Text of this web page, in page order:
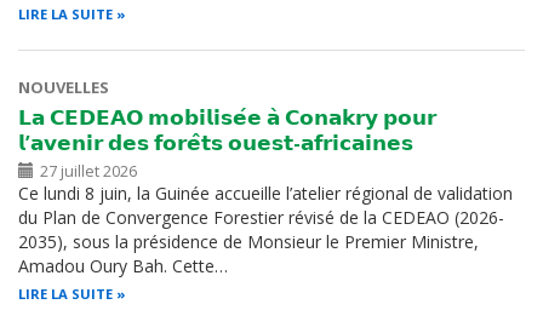
LIRE LA SUITE
NOUVELLES
𝗟𝗮 𝗖𝗘𝗗𝗘𝗔𝗢 𝗺𝗼𝗯𝗶𝗹𝗶𝘀𝗲́𝗲 𝗮̀ 𝗖𝗼𝗻𝗮𝗸𝗿𝘆 𝗽𝗼𝘂𝗿
𝗹’𝗮𝘃𝗲𝗻𝗶𝗿 𝗱𝗲𝘀 𝗳𝗼𝗿𝗲̂𝘁𝘀 𝗼𝘂𝗲𝘀𝘁-𝗮𝗳𝗿𝗶𝗰𝗮𝗶𝗻𝗲𝘀
27 juillet 2026
Ce lundi 8 juin, la Guinée accueille l’atelier régional de validation
du Plan de Convergence Forestier révisé de la CEDEAO (2026-
2035), sous la présidence de Monsieur le Premier Ministre,
Amadou Oury Bah. Cette…
LIRE LA SUITE